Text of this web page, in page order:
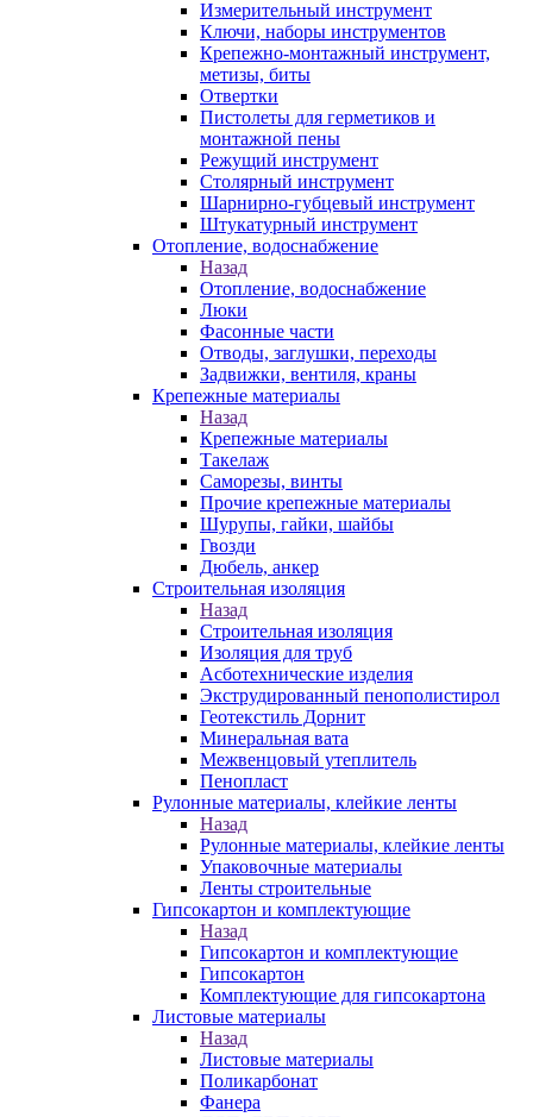
Измерительный инструмент
Ключи, наборы инструментов
Крепежно-монтажный инструмент,
метизы, биты
Отвертки
Пистолеты для герметиков и
монтажной пены
Режущий инструмент
Столярный инструмент
Шарнирно-губцевый инструмент
Штукатурный инструмент
Отопление, водоснабжение
Назад
Отопление, водоснабжение
Люки
Фасонные части
Отводы, заглушки, переходы
Задвижки, вентиля, краны
Крепежные материалы
Назад
Крепежные материалы
Такелаж
Саморезы, винты
Прочие крепежные материалы
Шурупы, гайки, шайбы
Гвозди
Дюбель, анкер
Строительная изоляция
Назад
Строительная изоляция
Изоляция для труб
Асботехнические изделия
Экструдированный пенополистирол
Геотекстиль Дорнит
Минеральная вата
Межвенцовый утеплитель
Пенопласт
Рулонные материалы, клейкие ленты
Назад
Рулонные материалы, клейкие ленты
Упаковочные материалы
Ленты строительные
Гипсокартон и комплектующие
Назад
Гипсокартон и комплектующие
Гипсокартон
Комплектующие для гипсокартона
Листовые материалы
Назад
Листовые материалы
Поликарбонат
Фанера